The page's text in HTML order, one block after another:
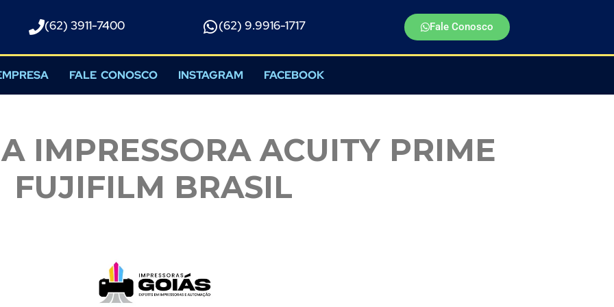
(62) 3911-7400 (62) 9.9916-1717​ Fale Conosco
FALE CONOSCO INSTAGRAM FACEBOOK
IMPRESSORA ACUITY PRIME
FUJIFILM BRASIL